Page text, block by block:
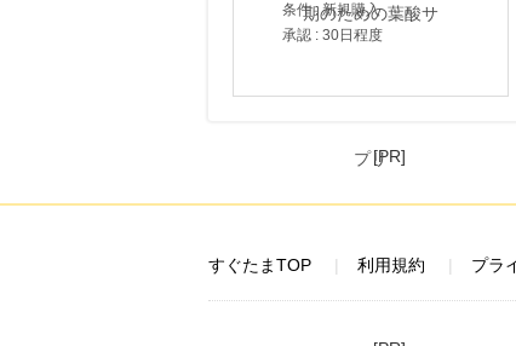
条件 : 新規購入
承認 : 30日程度
[PR]
すぐたまTOP 利用規約 プラ